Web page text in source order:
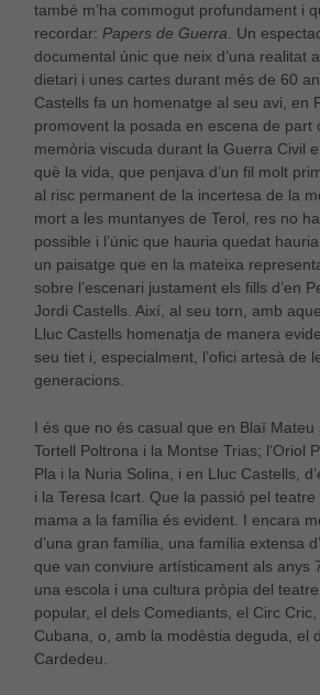
també m’ha commogut profundament i
recordar: Papers de Guerra. Un
documental únic que neix d’una realitat
dietari i unes cartes durant més de 60
Castells fa un homenatge al seu avi, en
promovent la posada en escena de part
memòria viscuda durant la Guerra Civil
què la vida, que penjava d’un fil molt
al risc permanent de la incertesa de la
mort a les muntanyes de Terol, res no
possible i l’únic que hauria quedat
un paisatge que en la mateixa
sobre l’escenari justament els fills d’en
Jordi Castells. Així, al seu torn, amb
Lluc Castells homenatja de manera
seu tiet i, especialment, l’ofici artesà de
generacions.
I és que no és casual que en Blaï Mateu
Tortell Poltrona i la Montse Trias; l’Oriol
Pla i la Nuria Solina, i en Lluc Castells,
i la Teresa Icart. Que la passió pel teatre
mama a la família és evident. I encara
d’una gran família, una família extensa
que van conviure artísticament als anys
una escola i una cultura pròpia del
popular, el dels Comediants, el Circ
Cubana, o, amb la modèstia deguda, el
Cardedeu.
són
per
web.
Per
la
Per
el
Si
del